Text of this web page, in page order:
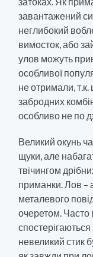
завантажений
неглибокий
вимосток, або
улов можуть
особливої
не отримали,
забродних
особливо не по
Великий окунь
щуки, але
твічингом
приманки. Лов –
металевого
очеретом. Часто
невеликий стик